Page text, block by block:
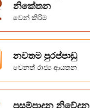
නිකේතන
වෙන් කිරිම
නවතම පුරප්පාඩු
වෙනත් රාජ්‍ය ආයතන
ප්‍රසම්පාදන නිවේදන